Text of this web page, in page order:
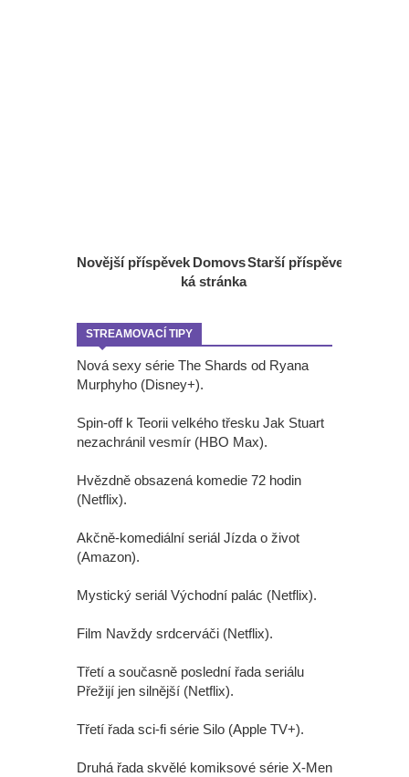
Novější příspěvek Starší příspěvek
Domovs
ká stránka
STREAMOVACÍ TIPY
Nová sexy série The Shards od Ryana
Murphyho (Disney+).
Spin-off k Teorii velkého třesku Jak Stuart
nezachránil vesmír (HBO Max).
Hvězdně obsazená komedie 72 hodin
(Netflix).
Akčně-komediální seriál Jízda o život
(Amazon).
Mystický seriál Východní palác (Netflix).
Film Navždy srdcerváči (Netflix).
Třetí a současně poslední řada seriálu
Přežijí jen silnější (Netflix).
Třetí řada sci-fi série Silo (Apple TV+).
Druhá řada skvělé komiksové série X-Men